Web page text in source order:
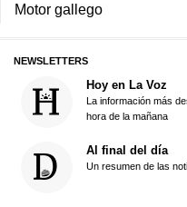
Motor gallego
NEWSLETTERS
Hoy en La Voz
La información más
hora de la mañana
Al final del día
Un resumen de las